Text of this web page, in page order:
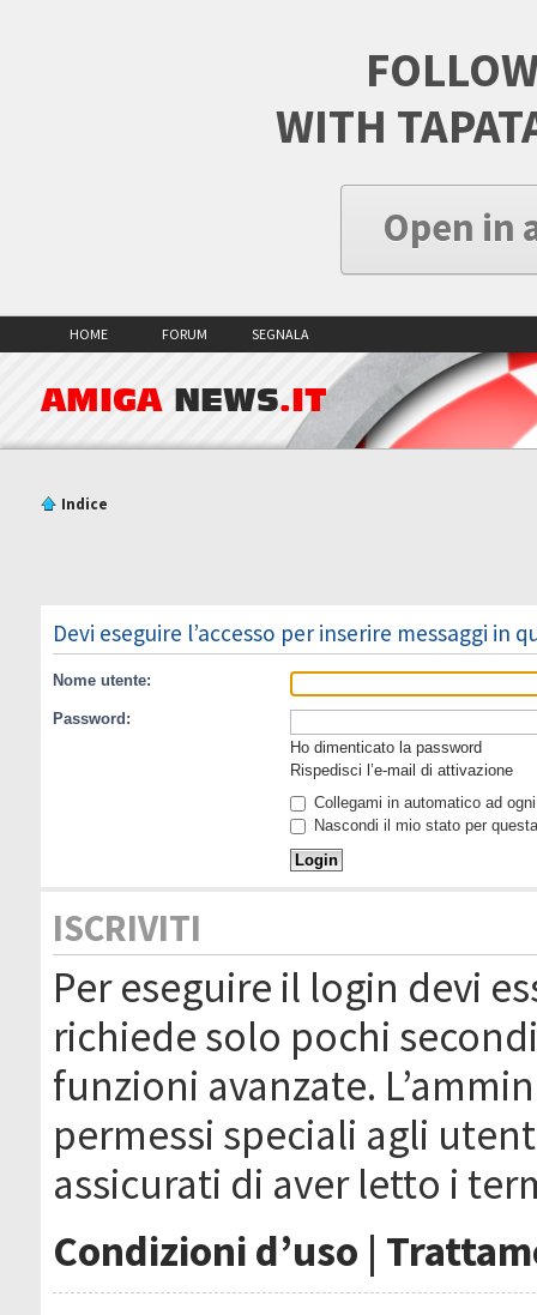
WITH
Open in
HOME FORUM SEGNALA
AMIGA NEWS.IT
Indice
Devi eseguire l’accesso per inserire messaggi in
Nome utente:
Password:
Ho dimenticato la password
Rispedisci l’e-mail di attivazione
Collegami in automatico ad
Nascondi il mio stato per
ISCRIVITI
Per eseguire il login devi
richiede solo pochi
funzioni avanzate.
permessi speciali agli
assicurati di aver letto i
Condizioni d’uso |